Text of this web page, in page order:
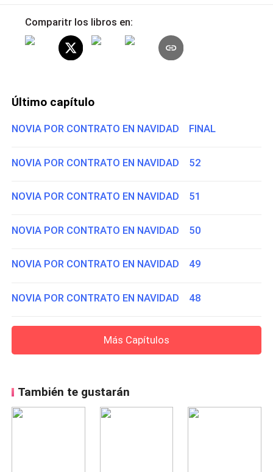
Comparitr los libros en:
Último capítulo
NOVIA POR CONTRATO EN NAVIDAD FINAL
NOVIA POR CONTRATO EN NAVIDAD 52
NOVIA POR CONTRATO EN NAVIDAD 51
NOVIA POR CONTRATO EN NAVIDAD 50
NOVIA POR CONTRATO EN NAVIDAD 49
NOVIA POR CONTRATO EN NAVIDAD 48
Más Capítulos
También te gustarán